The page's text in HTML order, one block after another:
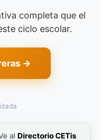
completa que el
ciclo escolar.
→
al Directorio CETis